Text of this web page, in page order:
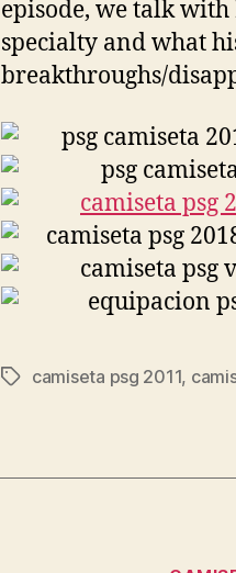
episode, we talk with
specialty and what
breakthroughs/
Etiquetas
camiseta psg 2011,